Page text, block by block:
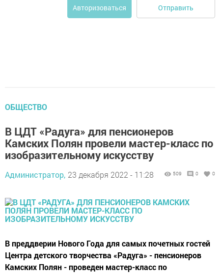
Авторизоваться Отправить
ОБЩЕСТВО
В ЦДТ «Радуга» для пенсионеров
Камских Полян провели мастер-класс по
изобразительному искусству
Администратор, 23 декабря 2022 - 11:28 509 0 0
В преддверии Нового Года для самых почетных гостей
Центра детского творчества «Радуга» - пенсионеров
Камских Полян - проведен мастер-класс по